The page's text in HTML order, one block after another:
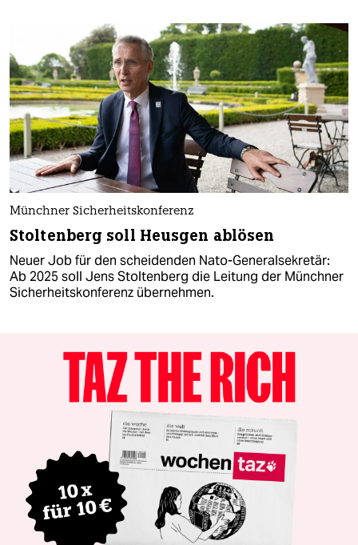
Münchner Sicherheitskonferenz
Stoltenberg soll Heusgen ablösen
Neuer Job für den scheidenden Nato-Generalsekretär:
Ab 2025 soll Jens Stoltenberg die Leitung der Münchner
Sicherheitskonferenz übernehmen.